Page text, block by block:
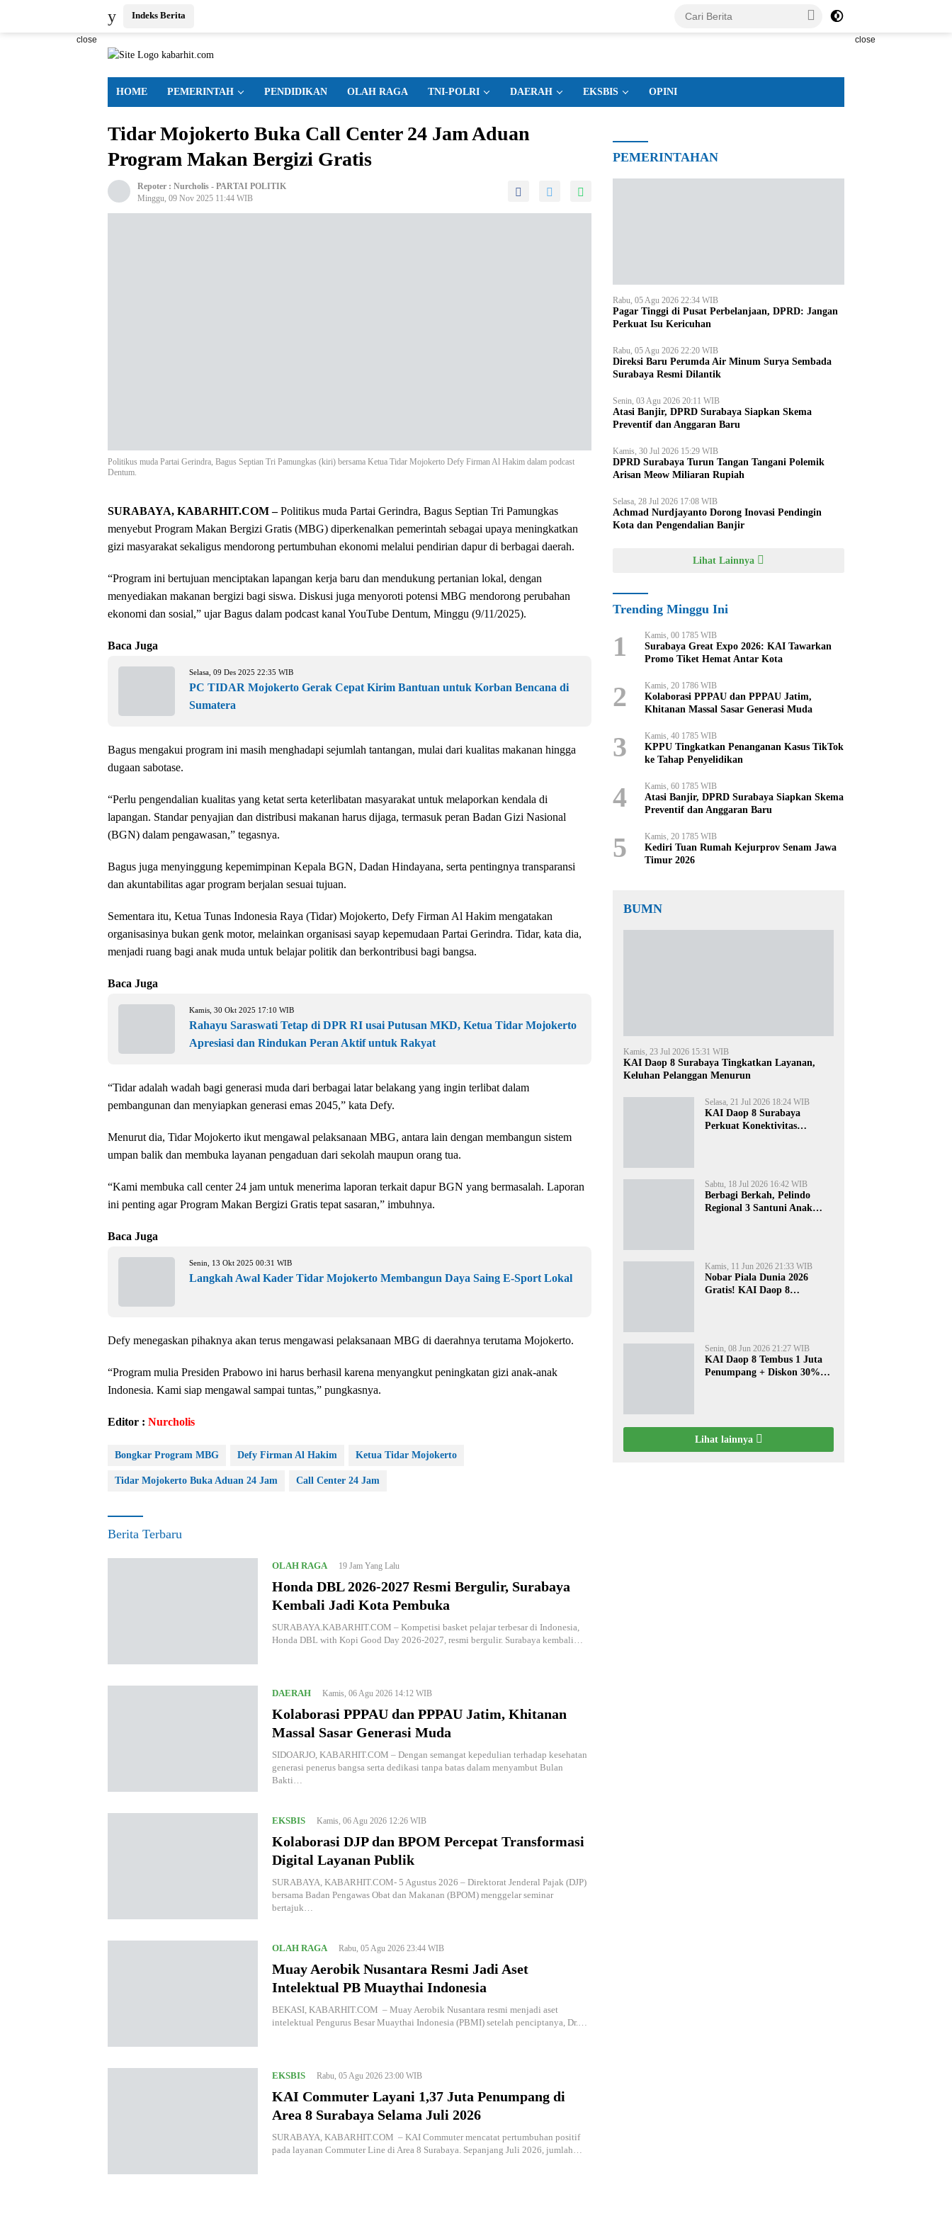
Indeks Berita
close close
HOME PEMERINTAH PENDIDIKAN OLAH RAGA TNI-POLRI DAERAH EKSBIS OPINI
Tidar Mojokerto Buka Call Center 24 Jam Aduan
Program Makan Bergizi Gratis
Repoter : Nurcholis - PARTAI POLITIK
Minggu, 09 Nov 2025 11:44 WIB
Politikus muda Partai Gerindra, Bagus Septian Tri Pamungkas (kiri) bersama Ketua Tidar Mojokerto Defy Firman Al Hakim dalam podcast
Dentum.
SURABAYA, KABARHIT.COM –Politikus muda Partai Gerindra, Bagus Septian Tri Pamungkas
menyebut Program Makan Bergizi Gratis (MBG) diperkenalkan pemerintah sebagai upaya meningkatkan
gizi masyarakat sekaligus mendorong pertumbuhan ekonomi melalui pendirian dapur di berbagai daerah.
“Program ini bertujuan menciptakan lapangan kerja baru dan mendukung pertanian lokal, dengan
menyediakan makanan bergizi bagi siswa. Diskusi juga menyoroti potensi MBG mendorong perubahan
ekonomi dan sosial,” ujar Bagus dalam podcast kanal YouTube Dentum, Minggu (9/11/2025).
Baca Juga
Selasa, 09 Des 2025 22:35 WIB
PC TIDAR Mojokerto Gerak Cepat Kirim Bantuan untuk Korban Bencana di
Sumatera
Bagus mengakui program ini masih menghadapi sejumlah tantangan, mulai dari kualitas makanan hingga
dugaan sabotase.
“Perlu pengendalian kualitas yang ketat serta keterlibatan masyarakat untuk melaporkan kendala di
lapangan. Standar penyajian dan distribusi makanan harus dijaga, termasuk peran Badan Gizi Nasional
(BGN) dalam pengawasan,” tegasnya.
Bagus juga menyinggung kepemimpinan Kepala BGN, Dadan Hindayana, serta pentingnya transparansi
dan akuntabilitas agar program berjalan sesuai tujuan.
Sementara itu, Ketua Tunas Indonesia Raya (Tidar) Mojokerto, Defy Firman Al Hakim mengatakan
organisasinya bukan genk motor, melainkan organisasi sayap kepemudaan Partai Gerindra. Tidar, kata dia,
menjadi ruang bagi anak muda untuk belajar politik dan berkontribusi bagi bangsa.
Baca Juga
Kamis, 30 Okt 2025 17:10 WIB
Rahayu Saraswati Tetap di DPR RI usai Putusan MKD, Ketua Tidar Mojokerto
Apresiasi dan Rindukan Peran Aktif untuk Rakyat
“Tidar adalah wadah bagi generasi muda dari berbagai latar belakang yang ingin terlibat dalam
pembangunan dan menyiapkan generasi emas 2045,” kata Defy.
Menurut dia, Tidar Mojokerto ikut mengawal pelaksanaan MBG, antara lain dengan membangun sistem
umpan balik dan membuka layanan pengaduan dari sekolah maupun orang tua.
“Kami membuka call center 24 jam untuk menerima laporan terkait dapur BGN yang bermasalah. Laporan
ini penting agar Program Makan Bergizi Gratis tepat sasaran,” imbuhnya.
Baca Juga
Senin, 13 Okt 2025 00:31 WIB
Langkah Awal Kader Tidar Mojokerto Membangun Daya Saing E-Sport Lokal
Defy menegaskan pihaknya akan terus mengawasi pelaksanaan MBG di daerahnya terutama Mojokerto.
“Program mulia Presiden Prabowo ini harus berhasil karena menyangkut peningkatan gizi anak-anak
Indonesia. Kami siap mengawal sampai tuntas,” pungkasnya.
Editor : Nurcholis
Bongkar Program MBG Defy Firman Al Hakim Ketua Tidar Mojokerto
Tidar Mojokerto Buka Aduan 24 Jam Call Center 24 Jam
Berita Terbaru
OLAH RAGA 19 Jam Yang Lalu
Honda DBL 2026-2027 Resmi Bergulir, Surabaya
Kembali Jadi Kota Pembuka
SURABAYA.KABARHIT.COM – Kompetisi basket pelajar terbesar di Indonesia,
Honda DBL with Kopi Good Day 2026-2027, resmi bergulir. Surabaya kembali…
DAERAH Kamis, 06 Agu 2026 14:12 WIB
Kolaborasi PPPAU dan PPPAU Jatim, Khitanan
Massal Sasar Generasi Muda
SIDOARJO, KABARHIT.COM – Dengan semangat kepedulian terhadap kesehatan
generasi penerus bangsa serta dedikasi tanpa batas dalam menyambut Bulan
Bakti…
EKSBIS Kamis, 06 Agu 2026 12:26 WIB
Kolaborasi DJP dan BPOM Percepat Transformasi
Digital Layanan Publik
SURABAYA, KABARHIT.COM- 5 Agustus 2026 – Direktorat Jenderal Pajak (DJP)
bersama Badan Pengawas Obat dan Makanan (BPOM) menggelar seminar
bertajuk…
OLAH RAGA Rabu, 05 Agu 2026 23:44 WIB
Muay Aerobik Nusantara Resmi Jadi Aset
Intelektual PB Muaythai Indonesia
BEKASI, KABARHIT.COM – Muay Aerobik Nusantara resmi menjadi aset
intelektual Pengurus Besar Muaythai Indonesia (PBMI) setelah penciptanya, Dr.…
EKSBIS Rabu, 05 Agu 2026 23:00 WIB
KAI Commuter Layani 1,37 Juta Penumpang di
Area 8 Surabaya Selama Juli 2026
SURABAYA, KABARHIT.COM – KAI Commuter mencatat pertumbuhan positif
pada layanan Commuter Line di Area 8 Surabaya. Sepanjang Juli 2026, jumlah…
PEMERINTAHAN
Rabu, 05 Agu 2026 22:34 WIB
Pagar Tinggi di Pusat Perbelanjaan, DPRD: Jangan
Perkuat Isu Kericuhan
Rabu, 05 Agu 2026 22:20 WIB
Direksi Baru Perumda Air Minum Surya Sembada
Surabaya Resmi Dilantik
Senin, 03 Agu 2026 20:11 WIB
Atasi Banjir, DPRD Surabaya Siapkan Skema
Preventif dan Anggaran Baru
Kamis, 30 Jul 2026 15:29 WIB
DPRD Surabaya Turun Tangan Tangani Polemik
Arisan Meow Miliaran Rupiah
Selasa, 28 Jul 2026 17:08 WIB
Achmad Nurdjayanto Dorong Inovasi Pendingin
Kota dan Pengendalian Banjir
Lihat Lainnya
Trending Minggu Ini
1 Kamis, 00 1785 WIB
Surabaya Great Expo 2026: KAI Tawarkan
Promo Tiket Hemat Antar Kota
2 Kamis, 20 1786 WIB
Kolaborasi PPPAU dan PPPAU Jatim,
Khitanan Massal Sasar Generasi Muda
3 Kamis, 40 1785 WIB
KPPU Tingkatkan Penanganan Kasus TikTok
ke Tahap Penyelidikan
4 Kamis, 60 1785 WIB
Atasi Banjir, DPRD Surabaya Siapkan Skema
Preventif dan Anggaran Baru
5 Kamis, 20 1785 WIB
Kediri Tuan Rumah Kejurprov Senam Jawa
Timur 2026
BUMN
Kamis, 23 Jul 2026 15:31 WIB
KAI Daop 8 Surabaya Tingkatkan Layanan,
Keluhan Pelanggan Menurun
Selasa, 21 Jul 2026 18:24 WIB
KAI Daop 8 Surabaya
Perkuat Konektivitas
Sabtu, 18 Jul 2026 16:42 WIB
Berbagi Berkah, Pelindo
Regional 3 Santuni Anak
Kamis, 11 Jun 2026 21:33 WIB
Nobar Piala Dunia 2026
Gratis! KAI Daop 8
Senin, 08 Jun 2026 21:27 WIB
KAI Daop 8 Tembus 1 Juta
Penumpang + Diskon 30%
Lihat lainnya